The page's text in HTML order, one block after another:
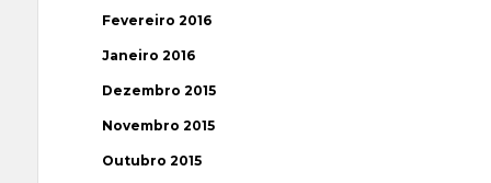
Fevereiro 2016
Janeiro 2016
Dezembro 2015
Novembro 2015
Outubro 2015